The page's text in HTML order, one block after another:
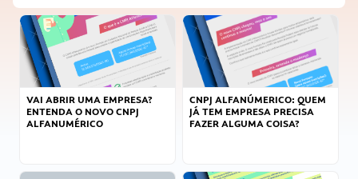
VAI ABRIR UMA EMPRESA?
ENTENDA O NOVO CNPJ
ALFANUMÉRICO
CNPJ ALFANÚMERICO: QUEM
JÁ TEM EMPRESA PRECISA
FAZER ALGUMA COISA?